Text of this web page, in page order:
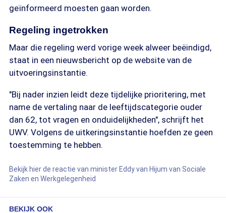
geïnformeerd moesten gaan worden.
Regeling ingetrokken
Maar die regeling werd vorige week alweer beëindigd,
staat in een nieuwsbericht op de website van de
uitvoeringsinstantie.
"Bij nader inzien leidt deze tijdelijke prioritering, met
name de vertaling naar de leeftijdscategorie ouder
dan 62, tot vragen en onduidelijkheden", schrijft het
UWV. Volgens de uitkeringsinstantie hoefden ze geen
toestemming te hebben.
Bekijk hier de reactie van minister Eddy van Hijum van Sociale
Zaken en Werkgelegenheid
BEKIJK OOK